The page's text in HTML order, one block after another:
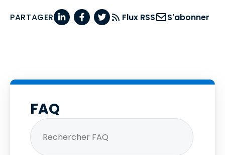
PARTAGER Flux RSS S'abonner
FAQ